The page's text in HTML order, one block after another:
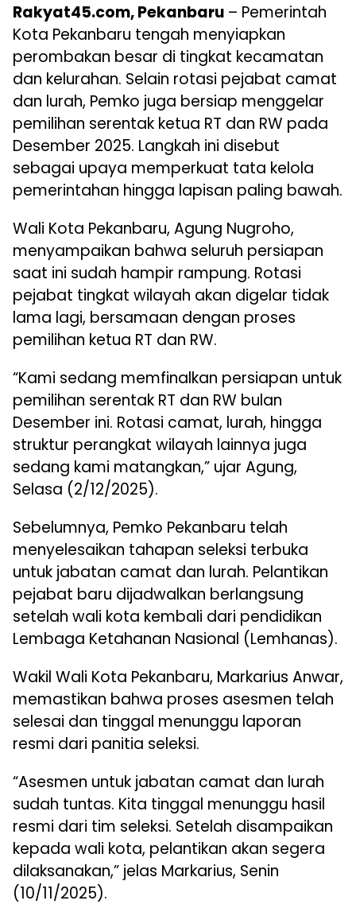
Rakyat45.com, Pekanbaru – Pemerintah
Kota Pekanbaru tengah menyiapkan
perombakan besar di tingkat kecamatan
dan kelurahan. Selain rotasi pejabat camat
dan lurah, Pemko juga bersiap menggelar
pemilihan serentak ketua RT dan RW pada
Desember 2025. Langkah ini disebut
sebagai upaya memperkuat tata kelola
pemerintahan hingga lapisan paling bawah.
Wali Kota Pekanbaru, Agung Nugroho,
menyampaikan bahwa seluruh persiapan
saat ini sudah hampir rampung. Rotasi
pejabat tingkat wilayah akan digelar tidak
lama lagi, bersamaan dengan proses
pemilihan ketua RT dan RW.
“Kami sedang memfinalkan persiapan untuk
pemilihan serentak RT dan RW bulan
Desember ini. Rotasi camat, lurah, hingga
struktur perangkat wilayah lainnya juga
sedang kami matangkan,” ujar Agung,
Selasa (2/12/2025).
Sebelumnya, Pemko Pekanbaru telah
menyelesaikan tahapan seleksi terbuka
untuk jabatan camat dan lurah. Pelantikan
pejabat baru dijadwalkan berlangsung
setelah wali kota kembali dari pendidikan
Lembaga Ketahanan Nasional (Lemhanas).
Wakil Wali Kota Pekanbaru, Markarius Anwar,
memastikan bahwa proses asesmen telah
selesai dan tinggal menunggu laporan
resmi dari panitia seleksi.
“Asesmen untuk jabatan camat dan lurah
sudah tuntas. Kita tinggal menunggu hasil
resmi dari tim seleksi. Setelah disampaikan
kepada wali kota, pelantikan akan segera
dilaksanakan,” jelas Markarius, Senin
(10/11/2025).